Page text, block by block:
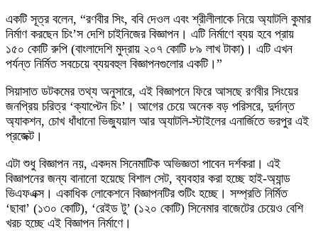
একটি সূত্র বলেন, “রণবীর সিং, ববি দেওল এবং শ্রীলীলাকে নিয়ে অ্যাটলি কুমার
নির্মাণ করছেন চিং’স দেশি চাইনিজের বিজ্ঞাপন। এটি নির্মাণে ব্যয় হবে প্রায়
১৫০ কোটি রুপি (বাংলাদেশি মুদ্রায় ২০৭ কোটি ৮৯ লাখ টাকা)। এটি এখন
পর্যন্ত নির্মিত সবচেয়ে ব্যয়বহুল বিজ্ঞাপনগুলোর একটি।”
সিয়াসাত ডটকমের তথ্য অনুসারে, এই বিজ্ঞাপনে ফিরে আসছে রণবীর সিংয়ের
জনপ্রিয় চরিত্র ‘ক্যাপ্টেন চিং’। আগের চেয়ে অনেক বড় পরিসরে, দুর্দান্ত
অ্যাকশন, চোখ ধাঁধানো ভিজ্যুয়াল আর অ্যাটলি-স্টাইলের এনার্জিতে ভরপুর এই
প্রজেক্ট।
এটা শুধু বিজ্ঞাপন নয়, একদম সিনেমাটিক অভিজ্ঞতা পাবেন দর্শকরা। এই
বিজ্ঞাপনের জন্য বানানো হয়েছে বিশাল সেট, ব্যবহার করা হচ্ছে হাই-অ্যান্ড
ভিএফএক্স। একাধিক লোকেশনে বিজ্ঞাপনটির শুটিং হচ্ছে। সম্প্রতি নির্মিত
‘ছাবা’ (১৩০ কোটি), ‘রেইড টু’ (১২০ কোটি) সিনেমার বাজেটের চেয়েও বেশি
খরচ হচ্ছে এই বিজ্ঞাপন নির্মাণে।